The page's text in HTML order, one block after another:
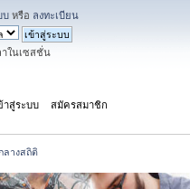
บ หรือ ลงทะเบียน
าในเซสชั่น
าสู่ระบบ สมัครสมาชิก
ลางสถิติ